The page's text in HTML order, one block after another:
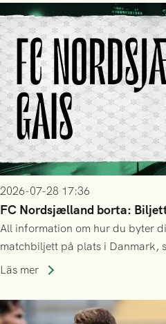
2026-07-28 17:36
FC Nordsjælland borta:
All information om hur du byter
matchbiljett på plats i Danmark,
som står på reservlista eller fått
Läs mer